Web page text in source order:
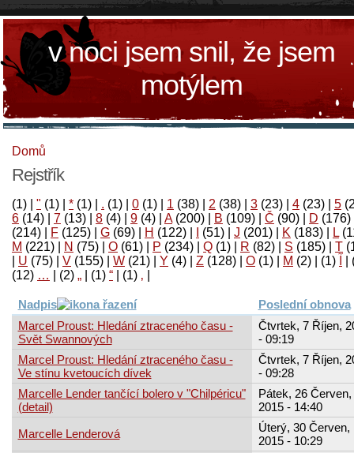
v noci jsem snil, že jsem
motýlem
Domů
Rejstřík
(1) " (1) * (1) . (1) 0 (1) 1 (38) 2 (38) 3 (23) 4 (23) 5
6 (14) 7 (13) 8 (4) 9 (4) A(200) B (109) Č (90) D (176)
(214)
F (125) G (69) H (122) (51) J (201) K (183) L
M (221) N (75) O (61) P (234) Q (1) R (82) S (185) T
U (75) V (155) W (21) Y (4) Z (128) Ο (1) М (2)
(1)
‚
(1)
“
(1)
„
(2)
…
(12)
Nadpis
Poslední obnova
Marcel Proust: Hledání ztraceného času -
Svět Swannových
Čtvrtek, 7 Říjen,
- 09:19
Marcel Proust: Hledání ztraceného času -
Ve stínu kvetoucích dívek
Čtvrtek, 7 Říjen,
- 09:28
Marcelle Lender tančící bolero v "Chilpéricu"
(detail)
Pátek, 26 Červen,
2015 - 14:40
Marcelle Lenderová
Úterý, 30 Červen,
2015 - 10:29